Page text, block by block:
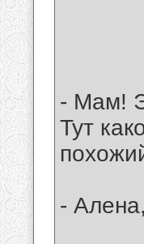
- Мам!
Тут
-